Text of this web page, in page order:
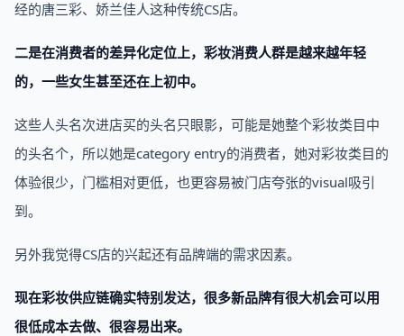
经的唐三彩、娇兰佳人这种传统CS店。
二是在消费者的差异化定位上，彩妆消费人群是越来越年轻
的，一些女生甚至还在上初中。
这些人头名次进店买的头名只眼影，可能是她整个彩妆类目中
的头名个，所以她是category entry的消费者，她对彩妆类目的
体验很少，门槛相对更低，也更容易被门店夸张的visual吸引
到。
另外我觉得CS店的兴起还有品牌端的需求因素。
现在彩妆供应链确实特别发达，很多新品牌有很大机会可以用
很低成本去做、很容易出来。